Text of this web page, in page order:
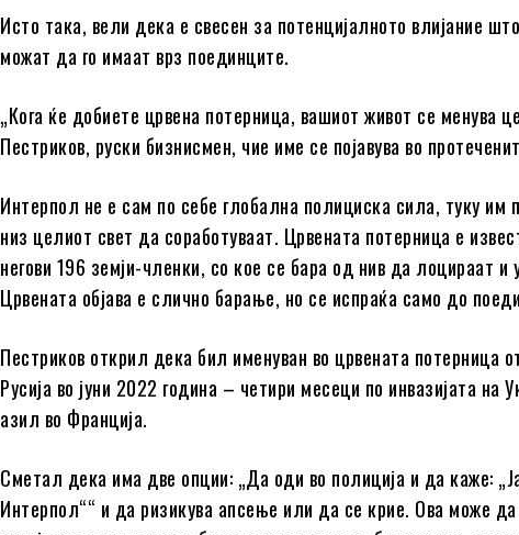
Исто така, вели дека е свесен за потенцијалното влијание
можат да го имаат врз поединците.
„Кога ќе добиете црвена потерница, вашиот живот се менува
Пестриков, руски бизнисмен, чие име се појавува во
Интерпол не е сам по себе глобална полициска сила, туку им
низ целиот свет да соработуваат. Црвената потерница е
негови 196 земји-членки, со кое се бара од нив да лоцираат и
Црвената објава е слично барање, но се испраќа само до
Пестриков открил дека бил именуван во црвената потерница
Русија во јуни 2022 година – четири месеци по инвазијата на
азил во Франција.
Сметал дека има две опции: „Да оди во полиција и да каже:
Интерпол““ и да ризикува апсење или да се крие. Ова може